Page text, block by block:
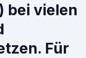
bei vielen
Für